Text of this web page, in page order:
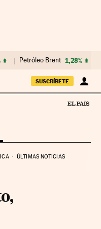
Petróleo Brent 1,28%
SUSCRÍBETE
ÚLTIMAS NOTICIAS